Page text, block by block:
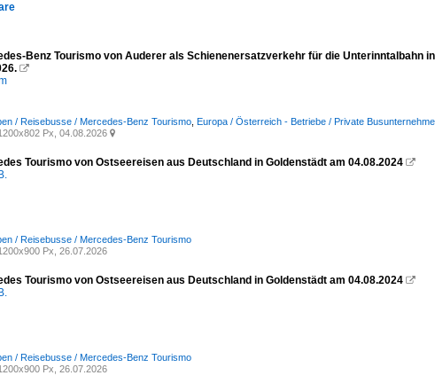
Benz Tourismo von Auderer als Schienenersatzverkehr für die Unterinntalbahn

/ Reisebusse / Mercedes-Benz Tourismo Europa / Österreich - Betriebe / Private
Px, 04.08.2026 
Tourismo von Ostseereisen aus Deutschland in Goldenstädt am 04.08.2024 
/ Reisebusse / Mercedes-Benz Tourismo
Px, 26.07.2026
Tourismo von Ostseereisen aus Deutschland in Goldenstädt am 04.08.2024 
/ Reisebusse / Mercedes-Benz Tourismo
Px, 26.07.2026